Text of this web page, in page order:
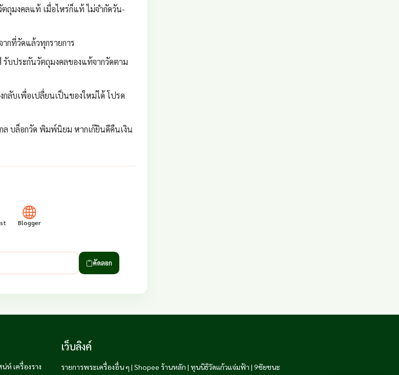
ถุมงคลแท้ เมื่อไหร่ก็แท้ ไม่จำกัดวัน-
กที่วัดแล้วทุกรายการ
บประกันวัตถุมงคลของแท้จากวัดตาม
กลับเพื่อเปลื่ยนเป็นของใหม่ได้ โปรด
ล บล็อกวัด พิมพ์นิยม หากเก๊ยินดีคืนเงิน
Blogger
คัดลอก
ห์ เครื่องราง
เว็บลิงค์
รายการพระเครื่องอื่น ๆ | Shopee ร้านหลัก | ทุนนิธิวัดแก้วแจ่มฟ้า | 9ชัยชนะ